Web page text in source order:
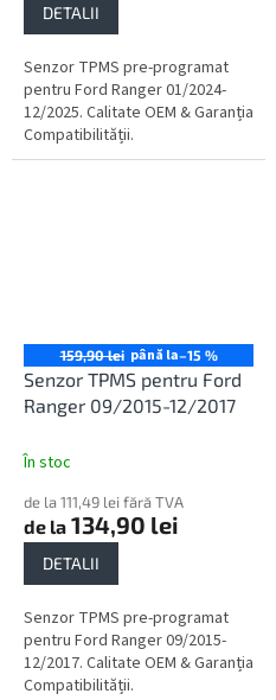
DETALII
Senzor TPMS pre-programat
pentru Ford Ranger 01/2024-
12/2025. Calitate OEM & Garanția
Compatibilității.
159,90 lei până la–15 %
Senzor TPMS pentru Ford
Ranger 09/2015-12/2017
În stoc
de la 111,49 lei fără TVA
de la 134,90 lei
DETALII
Senzor TPMS pre-programat
pentru Ford Ranger 09/2015-
12/2017. Calitate OEM & Garanția
Compatibilității.